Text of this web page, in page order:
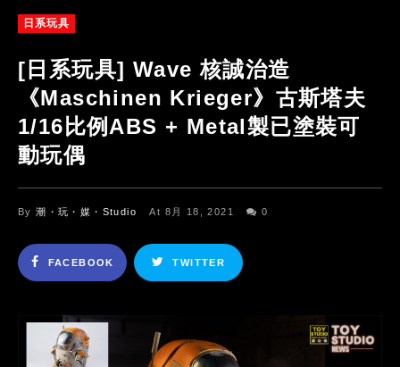
日系玩具
[日系玩具] Wave 核誠治造
《Maschinen Krieger》古斯塔夫
1/16比例ABS + Metal製已塗裝可
動玩偶
By潮・玩・媒・Studio At 8月 18, 2021 0
FACEBOOK TWITTER